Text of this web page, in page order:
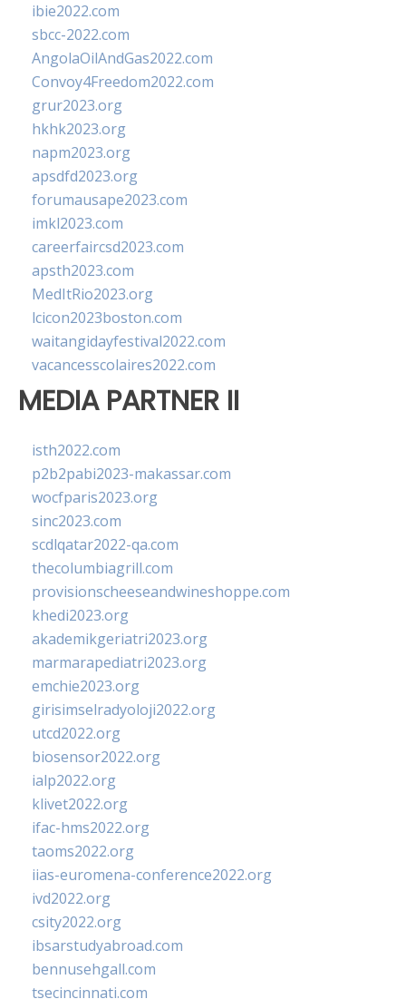
ibie2022.com
sbcc-2022.com
AngolaOilAndGas2022.com
Convoy4Freedom2022.com
grur2023.org
hkhk2023.org
napm2023.org
apsdfd2023.org
forumausape2023.com
imkl2023.com
careerfaircsd2023.com
apsth2023.com
MedItRio2023.org
lcicon2023boston.com
waitangidayfestival2022.com
vacancesscolaires2022.com
MEDIA PARTNER II
isth2022.com
p2b2pabi2023-makassar.com
wocfparis2023.org
sinc2023.com
scdlqatar2022-qa.com
thecolumbiagrill.com
provisionscheeseandwineshoppe.com
khedi2023.org
akademikgeriatri2023.org
marmarapediatri2023.org
emchie2023.org
girisimselradyoloji2022.org
utcd2022.org
biosensor2022.org
ialp2022.org
klivet2022.org
ifac-hms2022.org
taoms2022.org
iias-euromena-conference2022.org
ivd2022.org
csity2022.org
ibsarstudyabroad.com
bennusehgall.com
tsecincinnati.com